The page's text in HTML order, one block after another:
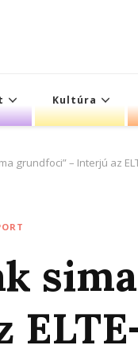
Kultúra
grundfoci” – Interjú az